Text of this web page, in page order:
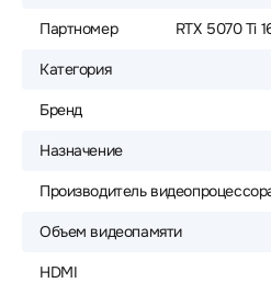
Партномер RTX 5070 Ti
Категория
Бренд
Назначение
Производитель
Объем видеопамяти
HDMI